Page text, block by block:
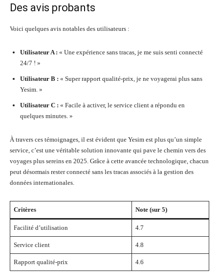
Des avis probants
Voici quelques avis notables des utilisateurs :
Utilisateur A : « Une expérience sans tracas, je me suis senti connecté
24/7 ! »
Utilisateur B : « Super rapport qualité-prix, je ne voyagerai plus sans
Yesim. »
Utilisateur C : « Facile à activer, le service client a répondu en
quelques minutes. »
À travers ces témoignages, il est évident que Yesim est plus qu’un simple
service, c’est une véritable solution innovante qui pave le chemin vers des
voyages plus sereins en 2025. Grâce à cette avancée technologique, chacun
peut désormais rester connecté sans les tracas associés à la gestion des
données internationales.
Critères Note (sur 5)
Facilité d’utilisation 4.7
Service client 4.8
Rapport qualité-prix 4.6